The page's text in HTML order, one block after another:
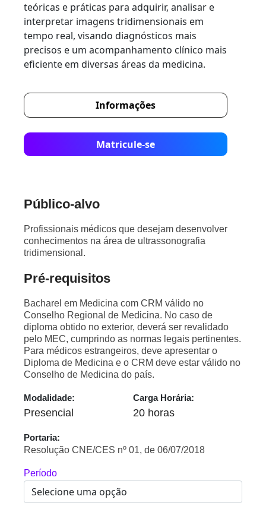
teóricas e práticas para adquirir, analisar e
interpretar imagens tridimensionais em
tempo real, visando diagnósticos mais
precisos e um acompanhamento clínico mais
eficiente em diversas áreas da medicina.
Informações
Matricule-se
Público-alvo
Profissionais médicos que desejam desenvolver
conhecimentos na área de ultrassonografia
tridimensional.
Pré-requisitos
Bacharel em Medicina com CRM válido no
Conselho Regional de Medicina. No caso de
diploma obtido no exterior, deverá ser revalidado
pelo MEC, cumprindo as normas legais pertinentes.
Para médicos estrangeiros, deve apresentar o
Diploma de Medicina e o CRM deve estar válido no
Conselho de Medicina do país.
Modalidade:
Presencial
Carga Horária:
20 horas
Portaria:
Resolução CNE/CES nº 01, de 06/07/2018
Período